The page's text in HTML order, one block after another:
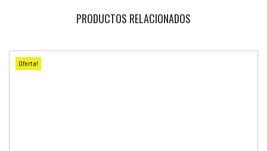
PRODUCTOS RELACIONADOS
Oferta!